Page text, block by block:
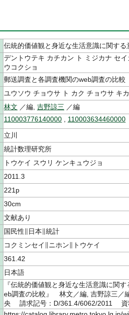
伝統的価値観と身近な生活意識に関する
デントウテキ カチカン ト ミジカナ セ
ウコクショ
郵送調査と各調査機関のweb調査の比較
ユウソウ チョウサ ト カク チョウサ キ
林文 ／編, 吉野諒三 ／編
110003776140000 110003634460000
立川
統計数理研究所
トウケイ スウリ ケンキュウジョ
2011.3
221p
30cm
文献あり
国民性∥日本∥統計
コクミンセイ∥ニホン∥トウケイ
361.42
日本語
『伝統的価値観と身近な生活意識に関
eb調査の比較』 林文／編, 吉野諒三
央 請求記号：D/361.4/6062/2011 資